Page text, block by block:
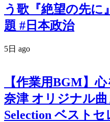
う歌『絶望の先に
題 #日本政治
5日 ago
【作業用BGM】
奈津 オリジナル曲
Selection ベスト